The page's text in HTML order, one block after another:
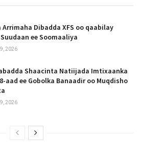
Arrimaha Dibadda XFS oo qaabilay
ee Soomaaliya
2026
Shaacinta Natiijada Imtixaanka
aad ee Gobolka Banaadir oo Muqdisho
2026